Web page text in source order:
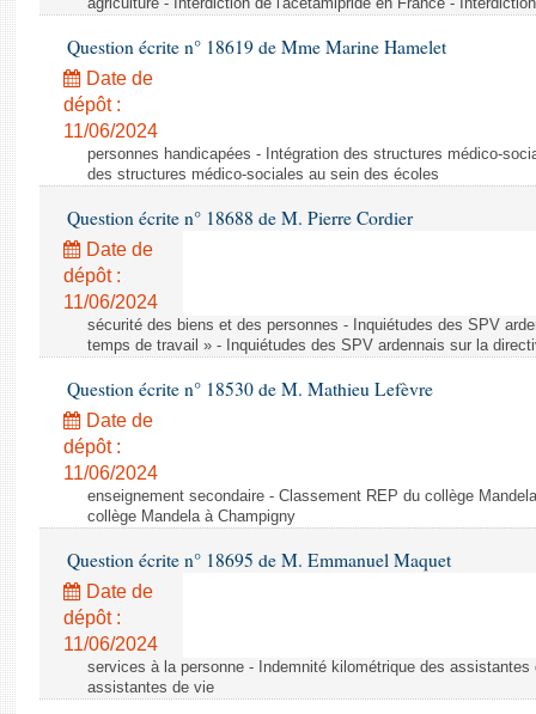
agriculture - Interdiction de l'acétamipride en France -
Question écrite n° 18619 de Mme Marine Hamelet
Date de
dépôt :
11/06/2024
personnes handicapées - Intégration des structures médico-
des structures médico-sociales au sein des écoles
Question écrite n° 18688 de M. Pierre Cordier
Date de
dépôt :
11/06/2024
sécurité des biens et des personnes - Inquiétudes des SPV
temps de travail » - Inquiétudes des SPV ardennais sur la
Question écrite n° 18530 de M. Mathieu Lefèvre
Date de
dépôt :
11/06/2024
enseignement secondaire - Classement REP du collège
collège Mandela à Champigny
Question écrite n° 18695 de M. Emmanuel Maquet
Date de
dépôt :
11/06/2024
services à la personne - Indemnité kilométrique des
assistantes de vie